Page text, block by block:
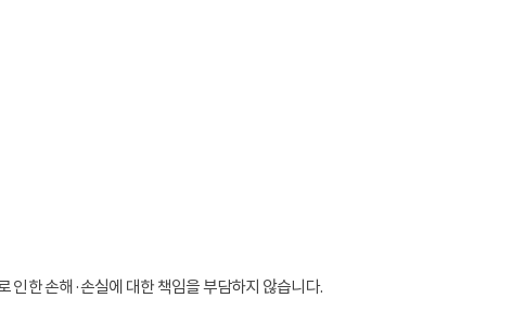
인한 손해·손실에 대한 책임을 부담하지 않습니다.